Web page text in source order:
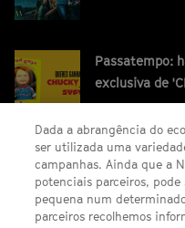
Passatempo:
exclusiva de
Dada a abrangência do
ser utilizada uma
campanhas. Ainda que a
potenciais parceiros,
pequena num
parceiros recolhemos